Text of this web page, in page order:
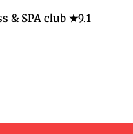
& SPA club ★9.1